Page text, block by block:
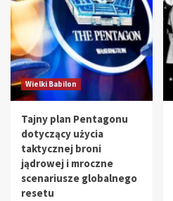
Wielki Babilon
Tajny plan Pentagonu
dotyczący użycia
taktycznej broni
jądrowej i mroczne
scenariusze globalnego
resetu